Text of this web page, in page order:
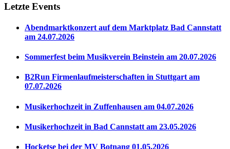
Letzte Events
Abendmarktkonzert auf dem Marktplatz Bad Cannstatt
am 24.07.2026
Sommerfest beim Musikverein Beinstein am 20.07.2026
B2Run Firmenlaufmeisterschaften in Stuttgart am
07.07.2026
Musikerhochzeit in Zuffenhausen am 04.07.2026
Musikerhochzeit in Bad Cannstatt am 23.05.2026
Hocketse bei der MV Botnang 01.05.2026